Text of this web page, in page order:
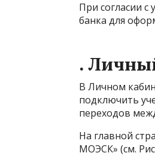
При согласии
банка для
.
В Личном
подключить
переходов
На главной
МОЭСК» (см.